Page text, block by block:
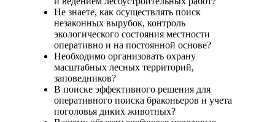
Не знаете, как осуществлять поиск
незаконных вырубок, контроль
экологического состояния местности
оперативно и на постоянной основе?
Необходимо организовать охрану
масштабных лесных территорий,
заповедников?
В поиске эффективного решения для
оперативного поиска браконьеров и учета
поголовья диких животных?